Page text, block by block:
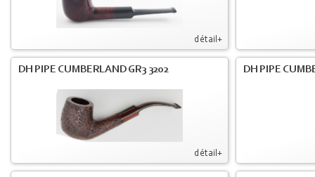
détail+
détail+
DH PIPE CUMBERLAND GR3 3202 DH PIPE